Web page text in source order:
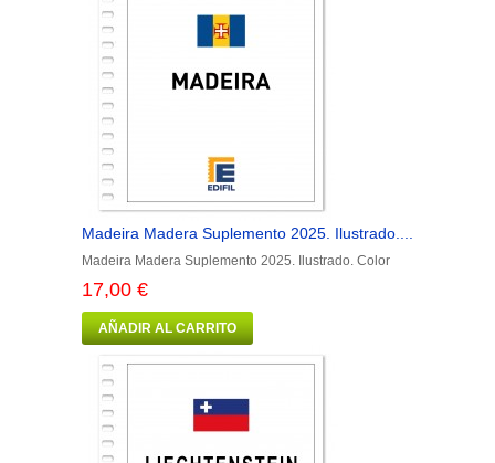
Madeira Madera Suplemento 2025. Ilustrado....
Madeira Madera Suplemento 2025. Ilustrado. Color
17,00 €
AÑADIR AL CARRITO